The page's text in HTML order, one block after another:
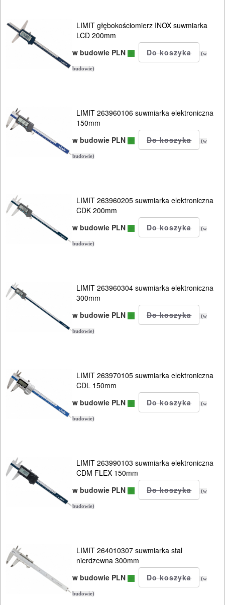
LIMIT głębokościomierz INOX suwmiarka
LCD 200mm
w budowie PLN
(w
budowie)
LIMIT 263960106 suwmiarka elektroniczna
150mm
w budowie PLN
(w
budowie)
LIMIT 263960205 suwmiarka elektroniczna
CDK 200mm
w budowie PLN
(w
budowie)
LIMIT 263960304 suwmiarka elektroniczna
300mm
w budowie PLN
(w
budowie)
LIMIT 263970105 suwmiarka elektroniczna
CDL 150mm
w budowie PLN
(w
budowie)
LIMIT 263990103 suwmiarka elektroniczna
CDM FLEX 150mm
w budowie PLN
(w
budowie)
LIMIT 264010307 suwmiarka stal
nierdzewna 300mm
w budowie PLN
(w
budowie)